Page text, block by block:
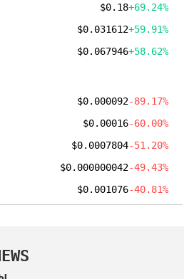
$0.18+69.24%
$0.031612+59.91%
$0.067946+58.62%
$0.000092-89.17%
$0.00016-60.00%
$0.0007804-51.20%
$0.000000042-49.43%
$0.001076-40.81%